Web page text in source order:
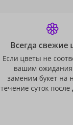
Всегда свежие
Если цветы не
вашим
заменим букет на
течение суток после